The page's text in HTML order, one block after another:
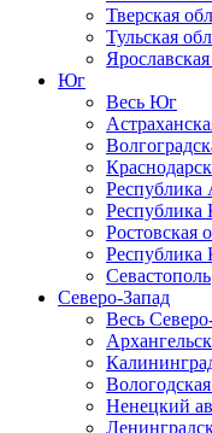
Тверская
Тульская
Юг
Весь Юг
Республика
Республика
Ростовская
Севастополь
Северо-Запад
Весь
Ненецкий